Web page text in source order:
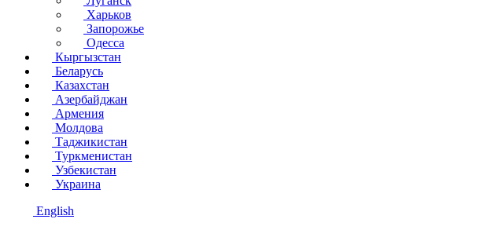
Харьков
Запорожье
Одесса
Кыргызстан
Беларусь
Казахстан
Азербайджан
Армения
Молдова
Таджикистан
Туркменистан
Узбекистан
Украина
English